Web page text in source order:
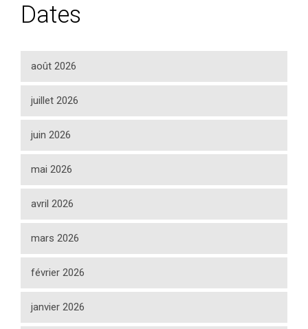
Dates
août 2026
juillet 2026
juin 2026
mai 2026
avril 2026
mars 2026
février 2026
janvier 2026